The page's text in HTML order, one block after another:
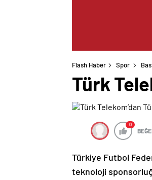
Flash Haber Spor
Türk
0
Türkiye Futbol
teknoloji